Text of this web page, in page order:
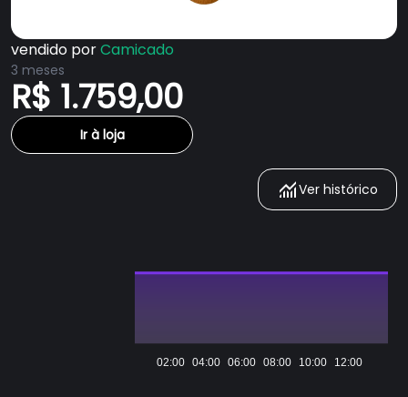
vendido porCamicado
3 meses
R$ 1.759,00
Ir à loja
Ver histórico
02:00 04:00 06:00 08:00 10:00 12:00